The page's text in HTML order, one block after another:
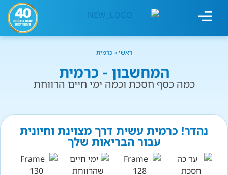
ראשי»כרמית
המחשבון - כרמית
כמה כסף חסכת וכמה ימי חיים הרווחת
נהדר! כרמית עשית דרך מצוינת וחיונית
עבור הבריאות שלך